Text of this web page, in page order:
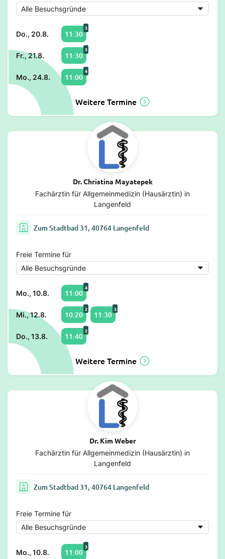
Do., 20.8. 11:30
3
Fr., 21.8. 11:30
3
Mo., 24.8. 11:00
4
Weitere Termine
Dr. Christina Mayatepek
Fachärztin für Allgemeinmedizin (Hausärztin) in
Langenfeld
Zum Stadtbad 31, 40764 Langenfeld
Freie Termine für
Mo., 10.8. 11:00
4
Mi., 12.8. 10:20
2
11:30
3
Do., 13.8. 11:40
2
Weitere Termine
Dr. Kim Weber
Fachärztin für Allgemeinmedizin (Hausärztin) in
Langenfeld
Zum Stadtbad 31, 40764 Langenfeld
Freie Termine für
Mo., 10.8. 11:00
3